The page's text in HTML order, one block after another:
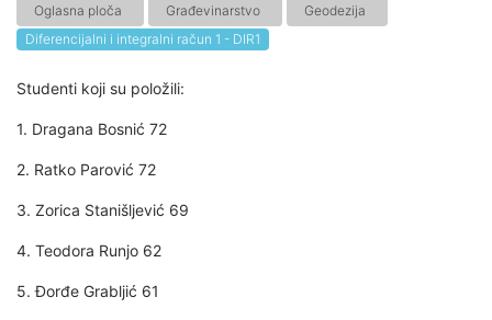
Oglasna ploča Građevinarstvo
Geodezija
Diferencijalni i integralni račun 1 - DIR1
Studenti koji su položili:
1. Dragana Bosnić 72
2. Ratko Parović 72
3. Zorica Stanišljević 69
4. Teodora Runjo 62
5. Đorđe Grabljić 61